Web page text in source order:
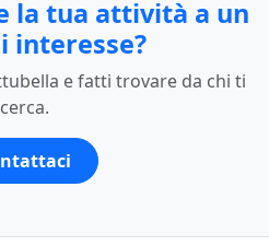
la tua attività a un
interesse?
e fatti trovare da chi ti
cerca.